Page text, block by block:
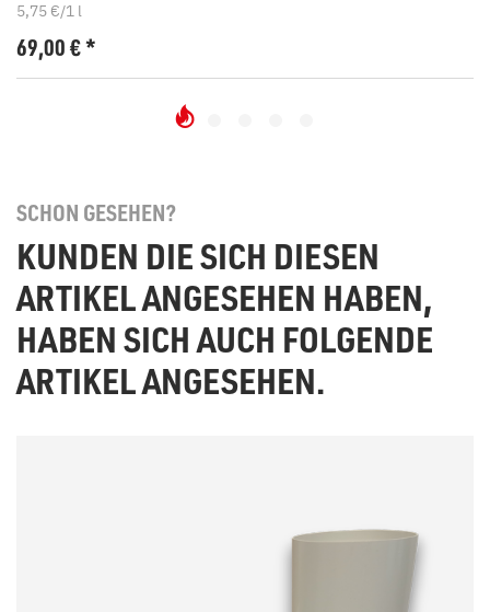
5,75 €/1 l
69,00€*
SCHON GESEHEN?
KUNDEN DIE SICH DIESEN
ARTIKEL ANGESEHEN HABEN,
HABEN SICH AUCH FOLGENDE
ARTIKEL ANGESEHEN.